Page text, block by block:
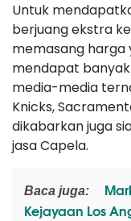
Untuk
berjuang ekstra
memasang harga
mendapat
media-media
Knicks,
dikabarkan juga
jasa Capela.
Baca juga:
Kejayaan Los